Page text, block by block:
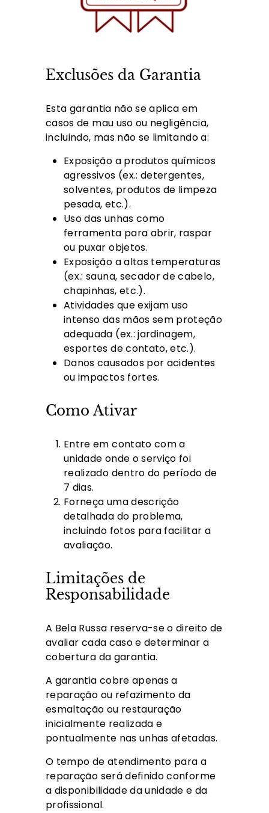
Exclusões da Garantia
Esta garantia não se aplica em
casos de mau uso ou negligência,
incluindo, mas não se limitando a:
Exposição a produtos químicos
agressivos (ex.: detergentes,
solventes, produtos de limpeza
pesada, etc.).
Uso das unhas como
ferramenta para abrir, raspar
ou puxar objetos.
Exposição a altas temperaturas
(ex.: sauna, secador de cabelo,
chapinhas, etc.).
Atividades que exijam uso
intenso das mãos sem proteção
adequada (ex.: jardinagem,
esportes de contato, etc.).
Danos causados por acidentes
ou impactos fortes.
Como Ativar
Entre em contato com a
unidade onde o serviço foi
realizado dentro do período de
7 dias.
Forneça uma descrição
detalhada do problema,
incluindo fotos para facilitar a
avaliação.
Limitações de
Responsabilidade
A Bela Russa reserva-se o direito de
avaliar cada caso e determinar a
cobertura da garantia.
A garantia cobre apenas a
reparação ou refazimento da
esmaltação ou restauração
inicialmente realizada e
pontualmente nas unhas afetadas.
O tempo de atendimento para a
reparação será definido conforme
a disponibilidade da unidade e da
profissional.